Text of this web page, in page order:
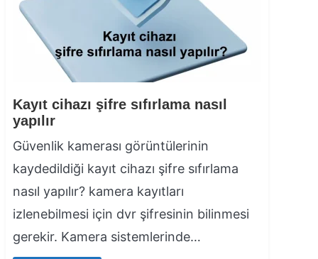
Kayıt cihazı şifre sıfırlama nasıl
yapılır
Güvenlik kamerası görüntülerinin
kaydedildiği kayıt cihazı şifre sıfırlama
nasıl yapılır? kamera kayıtları
izlenebilmesi için dvr şifresinin bilinmesi
gerekir. Kamera sistemlerinde…